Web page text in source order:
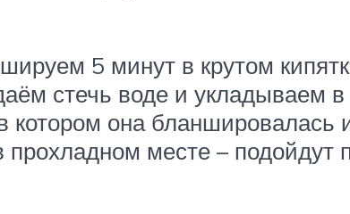
5 минут в крутом
стечь воде и укладываем
котором она бланшировалась
месте – подойдут